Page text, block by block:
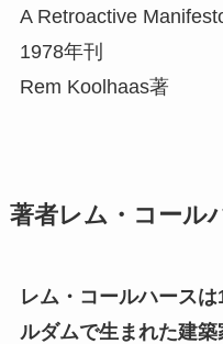
A Retroactive
1978年刊
Rem Koolhaas著
著者レム・コール
レム・コールハース
ルダムで生まれた建